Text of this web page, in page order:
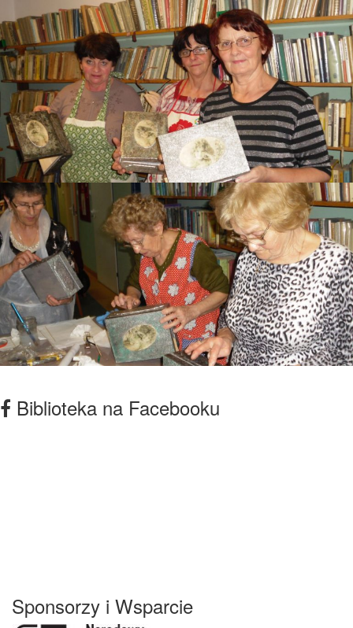
Biblioteka na Facebooku
Sponsorzy i Wsparcie